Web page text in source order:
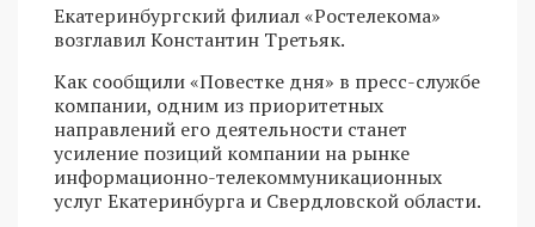
Екатеринбургский филиал «Ростелекома»
возглавил Константин Третьяк.
Как сообщили «Повестке дня» в пресс-службе
компании, одним из приоритетных
направлений его деятельности станет
усиление позиций компании на рынке
информационно-телекоммуникационных
услуг Екатеринбурга и Свердловской области.